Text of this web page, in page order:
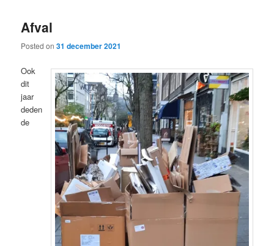
content
content
Afval
Posted on31 december 2021
Ook
dit
jaar
deden
de